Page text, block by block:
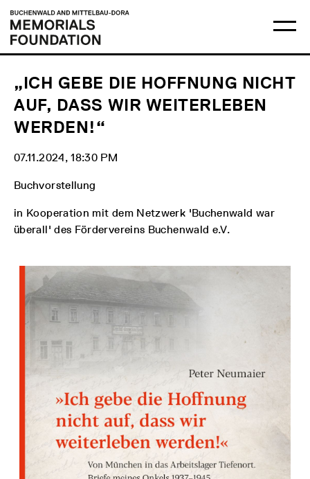
content
menu
Buchenwald
and
Mittelbau-
Dora
Memorials
„ICH GEBE DIE HOFFNUNG NICHT
AUF, DASS WIR WEITERLEBEN
WERDEN!“
07.11.2024, 18:30 PM
Buchvorstellung
in Kooperation mit dem Netzwerk 'Buchenwald war
überall' des Fördervereins Buchenwald e.V.